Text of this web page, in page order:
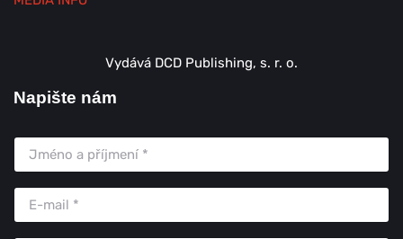
Vydává DCD Publishing, s. r. o.
Napište nám